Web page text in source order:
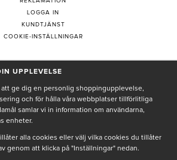
LOGGA IN
KUNDTJÄNST
COOKIE-INSTÄLLNINGAR
PÅ NYHETSBREV
e-post, accepterar jag Seth och Sallyintegritetspolicy
in kommer endast användas till våra nyhetsbrev.
UPPLEVELSE
ge dig en personlig shoppingupplevelse,
och för hålla våra webbplatser tillförlitliga
samlar vi in information om användarna,
enheter.
alla cookies eller välj vilka cookies du tillåter
genom att klicka på "Inställningar" nedan.